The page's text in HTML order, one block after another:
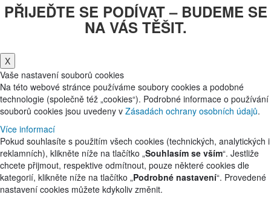
PŘIJEĎTE SE PODÍVAT – BUDEME SE
NA VÁS TĚŠIT.
X
Vaše nastavení souborů cookies
Na této webové stránce používáme soubory cookies a podobné
technologie (společně též „cookies“). Podrobné informace o používání
souborů cookies jsou uvedeny v Zásadách ochrany osobních údajů.
Více informací
Pokud souhlasíte s použitím všech cookies (technických, analytických i
reklamních), klikněte níže na tlačítko „Souhlasím se vším“. Jestliže
chcete přijmout, respektive odmítnout, pouze některé cookies dle
kategorií, klikněte níže na tlačítko „Podrobné nastavení“. Provedené
nastavení cookies můžete kdykoliv změnit.